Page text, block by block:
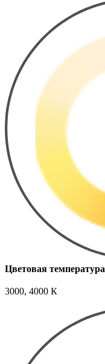
Цветовая температура
3000, 4000 К